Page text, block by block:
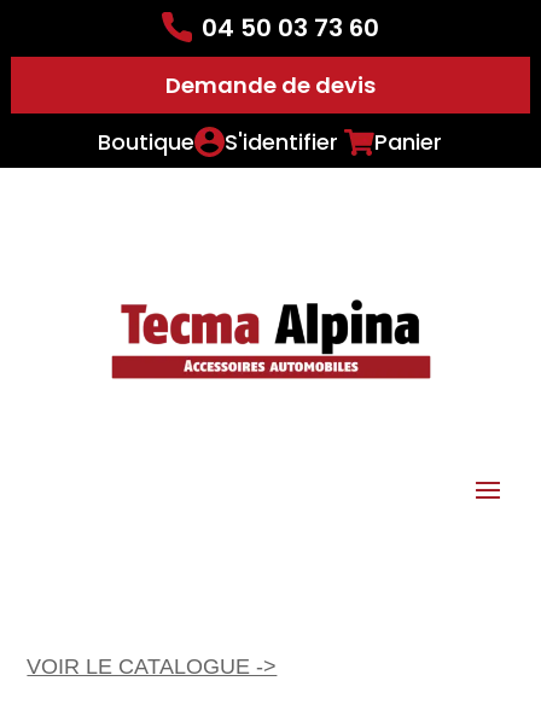
04 50 03 73 60
Demande de devis
Boutique
S'identifier Panier
VOIR LE CATALOGUE ->